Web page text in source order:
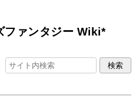
ファンタジー Wiki*